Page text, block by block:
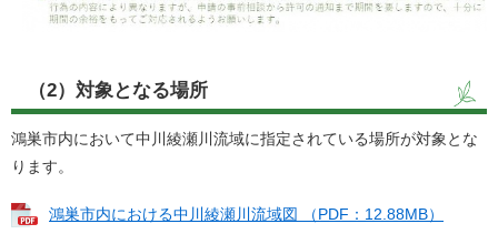
（2）対象となる場所
鴻巣市内において中川綾瀬川流域に指定されている場所が対象とな
ります。
鴻巣市内における中川綾瀬川流域図 （PDF：12.88MB）